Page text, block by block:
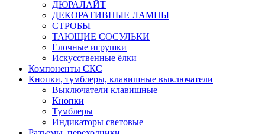
ДЮРАЛАЙТ
ДЕКОРАТИВНЫЕ ЛАМПЫ
СТРОБЫ
ТАЮЩИЕ СОСУЛЬКИ
Ёлочные игрушки
Искусственные ёлки
Компоненты СКС
Кнопки, тумблеры, клавишные выключатели
Выключатели клавишные
Кнопки
Тумблеры
Индикаторы световые